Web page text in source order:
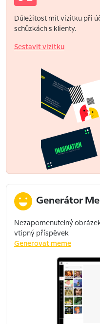
Důležitost mít vizitku při
schůzkách s klienty.
Sestavit vizitku
Generátor
Nezapomenutelný
vtipný příspěvek
Generovat meme